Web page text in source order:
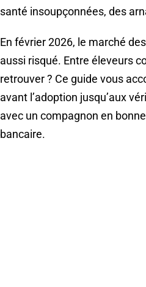
santé insoupçonnées, des
En février 2026, le marché
aussi risqué. Entre éleveurs
retrouver ? Ce guide vous
avant l’adoption jusqu’aux
avec un compagnon en
bancaire.